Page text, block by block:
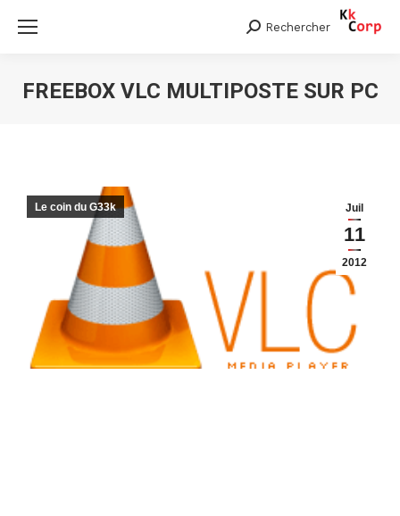
Search:
Rechercher
FREEBOX VLC MULTIPOSTE SUR PC
Juil
11
2012
Le coin du G33k